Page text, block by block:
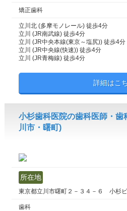
矯正歯科
立川北 (多摩モノレール) 徒歩4分
立川 (JR南武線) 徒歩4分
立川 (JR中央本線(東京～塩尻)) 徒歩4分
立川 (JR中央線(快速)) 徒歩4分
立川 (JR青梅線) 徒歩4分
詳細はこ
小杉歯科医院の歯科医師・歯
川市・曙町)
所在地
東京都立川市曙町２－３４－６ 小杉ビ
歯科